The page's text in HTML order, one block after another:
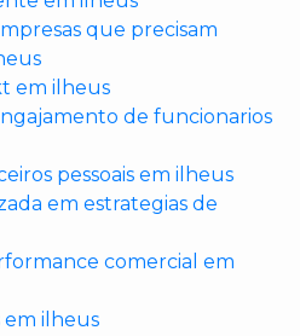
que precisam
em ilheus
de funcionarios
pessoais em ilheus
em estrategias de
comercial em
em ilheus